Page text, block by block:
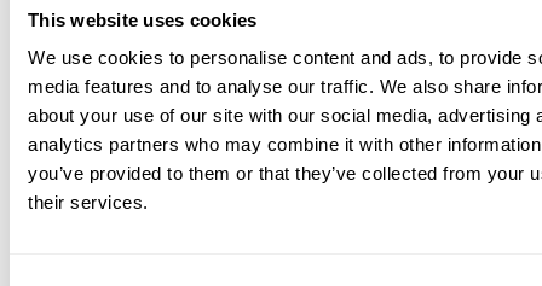
This website uses cookies
We use cookies to personalise content and ads, to provide
media features and to analyse our traffic. We also share
about your use of our site with our social media, advertising
analytics partners who may combine it with other
you’ve provided to them or that they’ve collected from your
their services.